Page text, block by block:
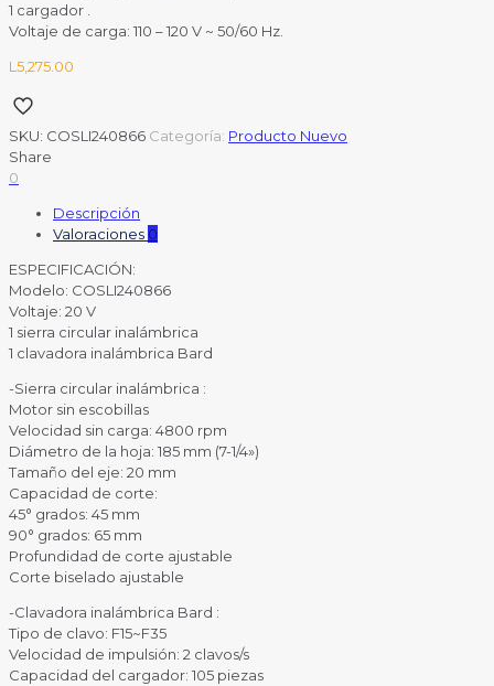
1 cargador .
Voltaje de carga: 110 – 120 V ~ 50/60 Hz.
L 5,275.00
SKU: COSLI240866 Categoría: Producto Nuevo
Share
0
Descripción
Valoraciones 0
ESPECIFICACIÓN:
Modelo: COSLI240866
Voltaje: 20 V
1 sierra circular inalámbrica
1 clavadora inalámbrica Bard
-Sierra circular inalámbrica :
Motor sin escobillas
Velocidad sin carga: 4800 rpm
Diámetro de la hoja: 185 mm (7-1/4»)
Tamaño del eje: 20 mm
Capacidad de corte:
45° grados: 45 mm
90° grados: 65 mm
Profundidad de corte ajustable
Corte biselado ajustable
-Clavadora inalámbrica Bard :
Tipo de clavo: F15~F35
Velocidad de impulsión: 2 clavos/s
Capacidad del cargador: 105 piezas